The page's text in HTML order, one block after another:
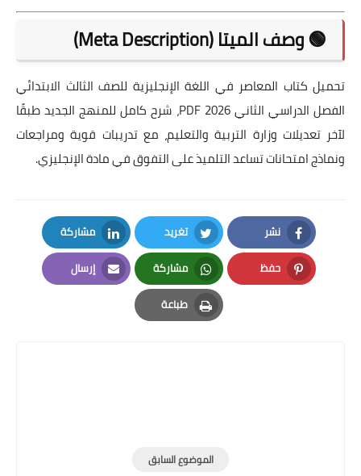
🟢 وصف الميتا (Meta Description)
تحميل كتاب المعاصر في اللغة الإنجليزية للصف الثالث الابتدائي
الفصل الدراسي الثاني 2026 PDF، شرح كامل للمنهج الجديد طبقًا
لآخر تعديلات وزارة التربية والتعليم، مع تدريبات قوية ومراجعات
ونماذج امتحانات تساعد التلميذ على التفوق في مادة الإنجليزي.
نشر
Facebook
تغريد
Twitter
مشاركة
LinkedIn
حفظ
Pinterest
مشاركة
Whatsapp
إرسال
Email
طباعة
Print
الموضوع السابق